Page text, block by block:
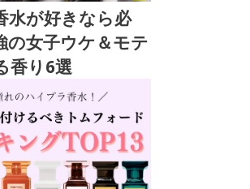
水が好きなら必
の女子ウケ＆モテ
香り6選